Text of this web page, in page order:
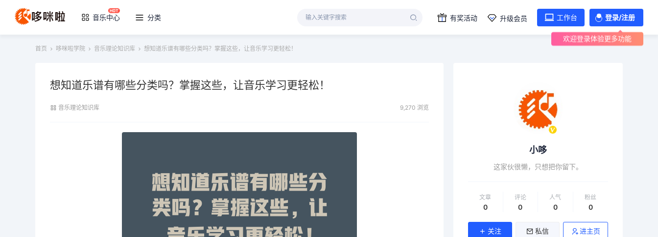
音乐中心 分类 有奖活动 升级会员 工作台 登录/注册
欢迎登录体验更多功能
首页 哆咪啦学院 音乐理论知识库 想知道乐谱有哪些分类吗？掌握这些，让音乐学习更轻松！
想知道乐谱有哪些分类吗？掌握这些，让音乐学习更轻松！
音乐理论知识库 9,270 浏览
小哆
这家伙很懒，只想把你留下。
文章
0
评论
0
人气
0
粉丝
0
关注 私信 进主页